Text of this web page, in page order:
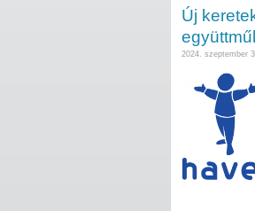
Új
2024. szeptember